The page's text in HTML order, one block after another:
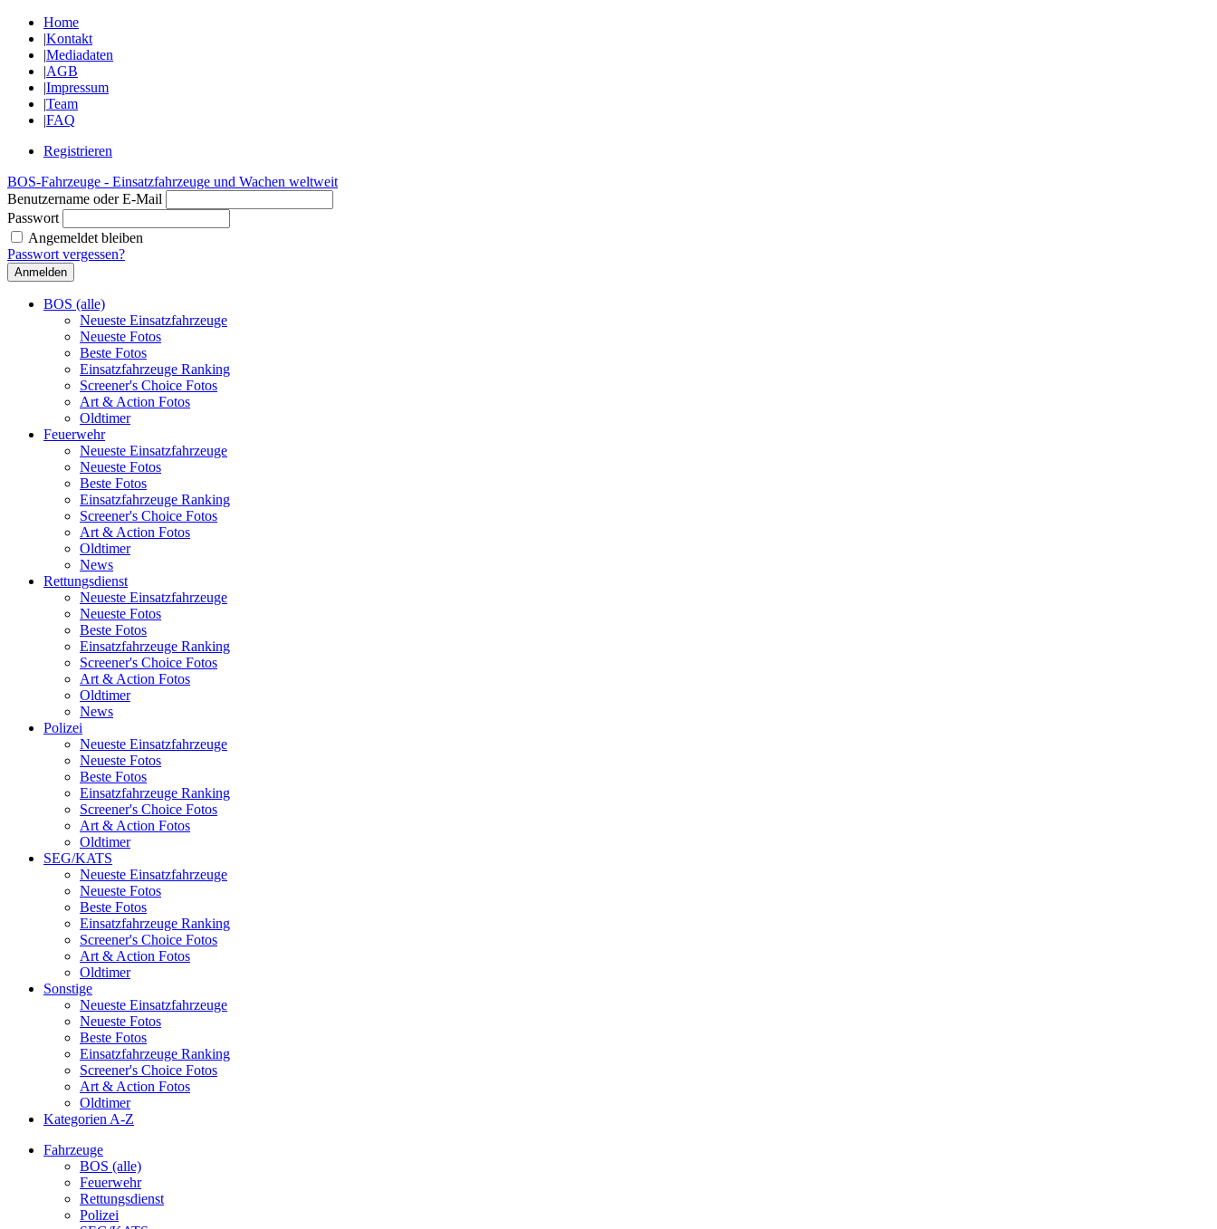
Home
|Kontakt
|Mediadaten
|AGB
|Impressum
|Team
|FAQ
Registrieren
BOS-Fahrzeuge - Einsatzfahrzeuge und Wachen weltweit
Benutzername oder E-Mail
Passwort
Angemeldet bleiben
Passwort vergessen?
BOS (alle)
Neueste Einsatzfahrzeuge
Neueste Fotos
Beste Fotos
Einsatzfahrzeuge Ranking
Screener's Choice Fotos
Art & Action Fotos
Oldtimer
Feuerwehr
Neueste Einsatzfahrzeuge
Neueste Fotos
Beste Fotos
Einsatzfahrzeuge Ranking
Screener's Choice Fotos
Art & Action Fotos
Oldtimer
News
Rettungsdienst
Neueste Einsatzfahrzeuge
Neueste Fotos
Beste Fotos
Einsatzfahrzeuge Ranking
Screener's Choice Fotos
Art & Action Fotos
Oldtimer
News
Polizei
Neueste Einsatzfahrzeuge
Neueste Fotos
Beste Fotos
Einsatzfahrzeuge Ranking
Screener's Choice Fotos
Art & Action Fotos
Oldtimer
SEG/KATS
Neueste Einsatzfahrzeuge
Neueste Fotos
Beste Fotos
Einsatzfahrzeuge Ranking
Screener's Choice Fotos
Art & Action Fotos
Oldtimer
Sonstige
Neueste Einsatzfahrzeuge
Neueste Fotos
Beste Fotos
Einsatzfahrzeuge Ranking
Screener's Choice Fotos
Art & Action Fotos
Oldtimer
Kategorien A-Z
Fahrzeuge
BOS (alle)
Feuerwehr
Rettungsdienst
Polizei